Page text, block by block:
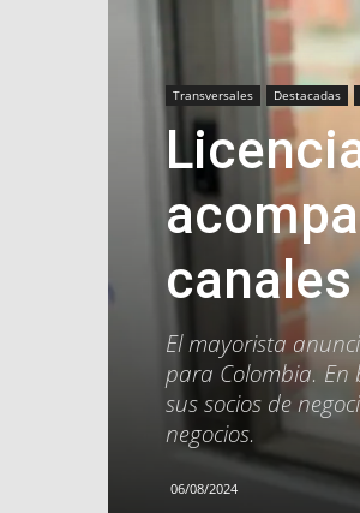
Transversales Destacadas
canales
El mayorista
para Colombia. En
sus socios de
negocios.
06/08/2024